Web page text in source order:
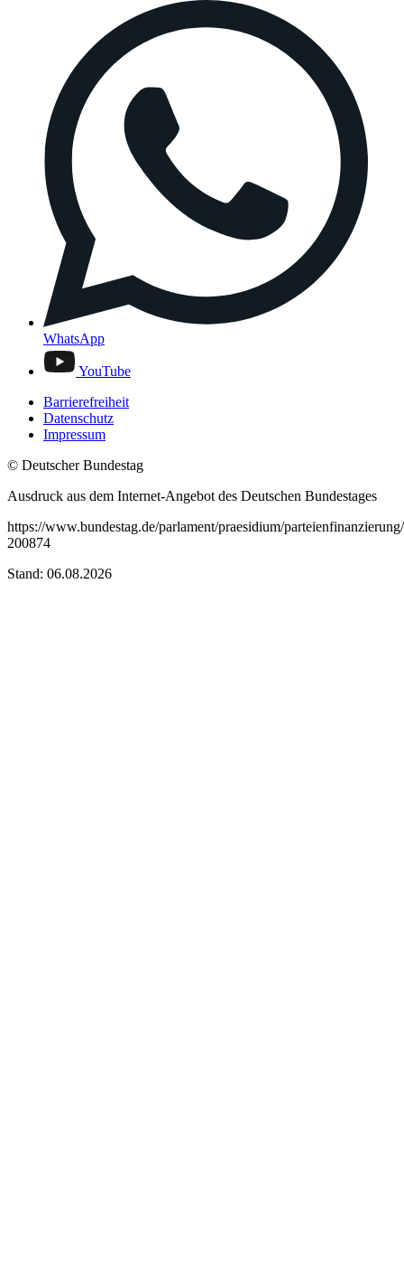
WhatsApp
YouTube
Barrierefreiheit
Datenschutz
Impressum
© Deutscher Bundestag
Ausdruck aus dem Internet-Angebot des Deutschen Bundestages
https://www.bundestag.de/parlament/praesidium/
200874
Stand: 06.08.2026